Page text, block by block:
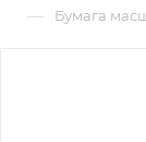
— Бумага